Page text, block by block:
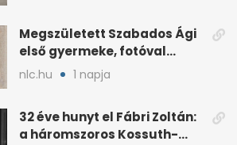
Megszületett Szabados Ági
első gyermeke, fotóval
jelentette be
nlc.hu 1 napja
32 éve hunyt el Fábri Zoltán:
a háromszoros Kossuth-